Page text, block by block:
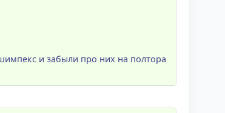
и забыли про них на полтора